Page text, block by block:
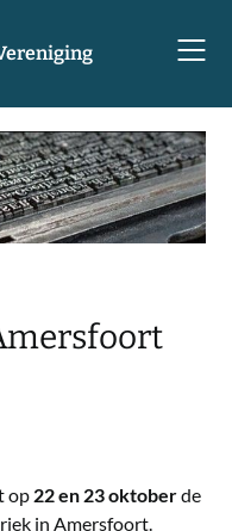
op 22 en 23 oktoberde
in Amersfoort.